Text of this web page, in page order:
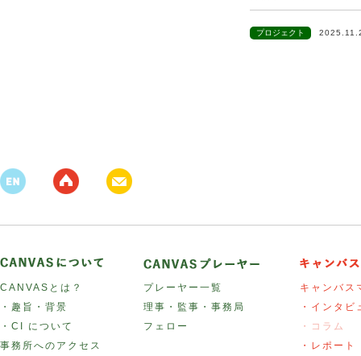
プロジェクト
CANVASとは？
・趣旨・背景
・CI について
事務所へのアクセス
プレーヤー一覧
理事・監事・事務局
フェロー
キャンバス
・インタビ
・コラム
・レポート